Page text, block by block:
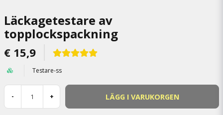
Läckagetestare av
topplockspackning
€ 15,9
Testare-ss
- + LÄGG I VARUKORGEN